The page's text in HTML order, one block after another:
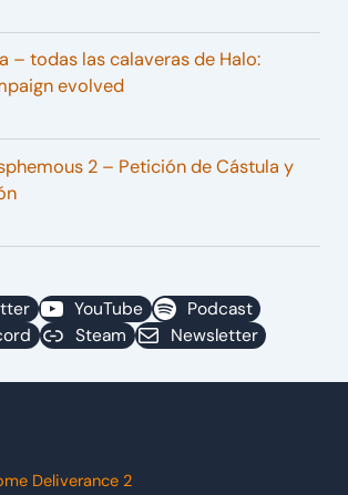
– todas las calaveras de Halo:
evolved
2 – Petición de Cástula y
YouTube
Podcast
Steam Newsletter
Deliverance 2